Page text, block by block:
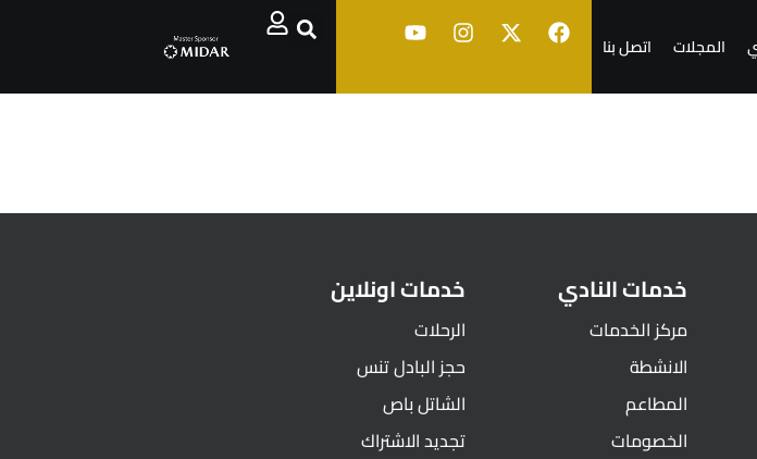
المجلات اتصل بنا
خدمات النادي
مركز الخدمات
الانشطة
المطاعم
الخصومات
خدمات اونلاين
الرحلات
حجز البادل تنس
الشاتل باص
تجديد الاشتراك